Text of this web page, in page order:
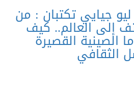
جيايي تكتبان : من
العالم.. كيف
القصيرة